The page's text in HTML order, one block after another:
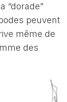
“dorade”
peuvent
même de
des